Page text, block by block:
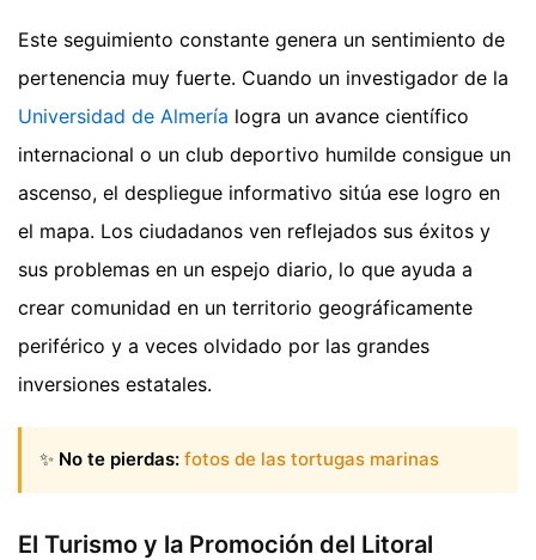
Este seguimiento constante genera un sentimiento de
pertenencia muy fuerte. Cuando un investigador de la
Universidad de Almería logra un avance científico
internacional o un club deportivo humilde consigue un
ascenso, el despliegue informativo sitúa ese logro en
el mapa. Los ciudadanos ven reflejados sus éxitos y
sus problemas en un espejo diario, lo que ayuda a
crear comunidad en un territorio geográficamente
periférico y a veces olvidado por las grandes
inversiones estatales.
✨ No te pierdas: fotos de las tortugas marinas
El Turismo y la Promoción del Litoral